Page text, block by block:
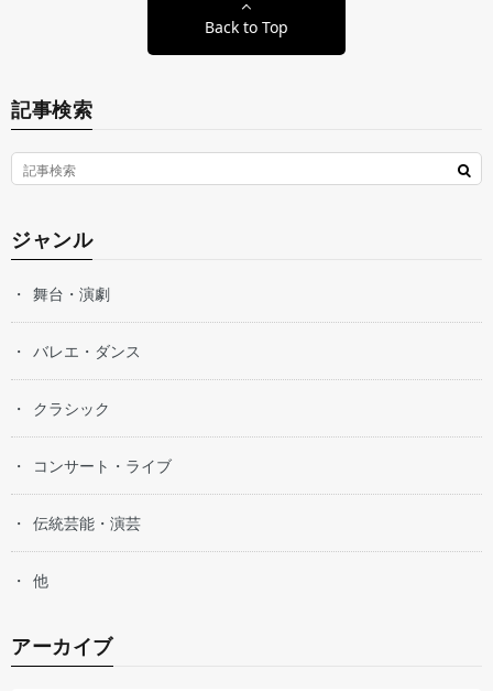
Back to Top
記事検索
ジャンル
舞台・演劇
バレエ・ダンス
クラシック
コンサート・ライブ
伝統芸能・演芸
他
アーカイブ